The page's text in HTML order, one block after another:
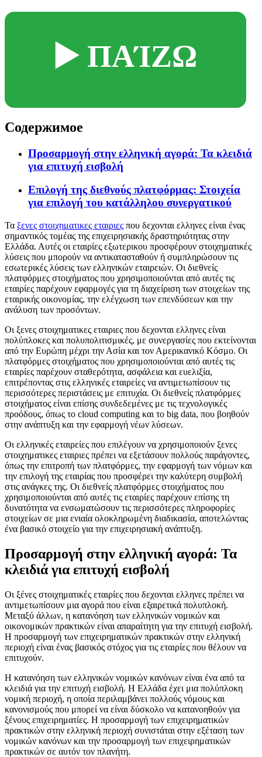
▶️ ΠΑΊΖΩ
Содержимое
Προσαρμογή στην ελληνική αγορά: Τα κλειδιά
για επιτυχή εισβολή
Επιλογή της διεθνούς πλατφόρμας: Στοιχεία
για επιλογή του κατάλληλου συνεργατικού
Τα ξενες στοιχηματικες εταιριες που δεχονται ελληνες είναι ένας
σημαντικός τομέας της επιχειρησιακής δραστηριότητας στην
Ελλάδα. Αυτές οι εταιρίες εξωτερικου προσφέρουν στοιχηματικές
λύσεις που μπορούν να αντικατασταθούν ή συμπληρώσουν τις
εσωτερικές λύσεις των ελληνικών εταιρειών. Οι διεθνείς
πλατφόρμες στοιχήματος που χρησιμοποιούνται από αυτές τις
εταιρίες παρέχουν εφαρμογές για τη διαχείριση των στοιχείων της
εταιρικής οικονομίας, την ελέγχωση των επενδύσεων και την
ανάλυση των προσόντων.
Οι ξενες στοιχηματικες εταιριες που δεχονται ελληνες είναι
πολύπλοκες και πολυπολιτισμικές, με συνεργασίες που εκτείνονται
από την Ευρώπη μέχρι την Ασία και τον Αμερικανικό Κόσμο. Οι
πλατφόρμες στοιχήματος που χρησιμοποιούνται από αυτές τις
εταιρίες παρέχουν σταθερότητα, ασφάλεια και ευελιξία,
επιτρέποντας στις ελληνικές εταιρείες να αντιμετωπίσουν τις
περισσότερες περιστάσεις με επιτυχία. Οι διεθνείς πλατφόρμες
στοιχήματος είναι επίσης συνδεδεμένες με τις τεχνολογικές
προόδους, όπως το cloud computing και το big data, που βοηθούν
στην ανάπτυξη και την εφαρμογή νέων λύσεων.
Οι ελληνικές εταιρείες που επιλέγουν να χρησιμοποιούν ξενες
στοιχηματικες εταιριες πρέπει να εξετάσουν πολλούς παράγοντες,
όπως την επιτροπή των πλατφόρμες, την εφαρμογή των νόμων και
την επιλογή της εταιρίας που προσφέρει την καλύτερη συμβολή
στις ανάγκες της. Οι διεθνείς πλατφόρμες στοιχήματος που
χρησιμοποιούνται από αυτές τις εταιρίες παρέχουν επίσης τη
δυνατότητα να ενσωματώσουν τις περισσότερες πληροφορίες
στοιχείων σε μια ενιαία ολοκληρωμένη διαδικασία, αποτελώντας
ένα βασικό στοιχείο για την επιχειρησιακή ανάπτυξη.
Προσαρμογή στην ελληνική αγορά: Τα
κλειδιά για επιτυχή εισβολή
Οι ξένες στοιχηματικές εταιρίες που δεχονται ελληνες πρέπει να
αντιμετωπίσουν μια αγορά που είναι εξαιρετικά πολυπλοκή.
Μεταξύ άλλων, η κατανόηση των ελληνικών νομικών και
οικονομικών πρακτικών είναι απαραίτητη για την επιτυχή εισβολή.
Η προσαρμογή των επιχειρηματικών πρακτικών στην ελληνική
περιοχή είναι ένας βασικός στόχος για τις εταιρίες που θέλουν να
επιτυχούν.
Η κατανόηση των ελληνικών νομικών κανόνων είναι ένα από τα
κλειδιά για την επιτυχή εισβολή. Η Ελλάδα έχει μια πολύπλοκη
νομική περιοχή, η οποία περιλαμβάνει πολλούς νόμους και
κανονισμούς που μπορεί να είναι δύσκολο να κατανοηθούν για
ξένους επιχειρηματίες. Η προσαρμογή των επιχειρηματικών
πρακτικών στην ελληνική περιοχή συνιστάται στην εξέταση των
νομικών κανόνων και την προσαρμογή των επιχειρηματικών
πρακτικών σε αυτόν τον πλανήτη.